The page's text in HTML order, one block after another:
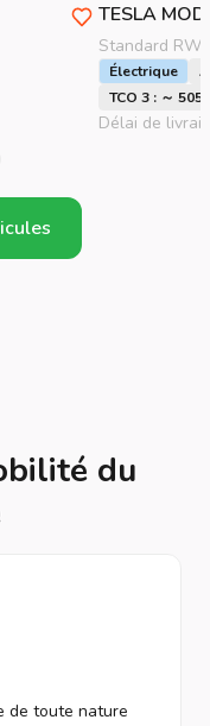
TESLA
Standard
Électrique
TCO 3 : ～
Délai de
du
de toute nature